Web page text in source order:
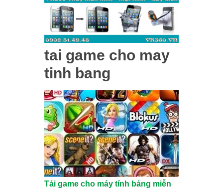
tai game cho may
tinh bang
Tải game cho máy tính bảng miễn